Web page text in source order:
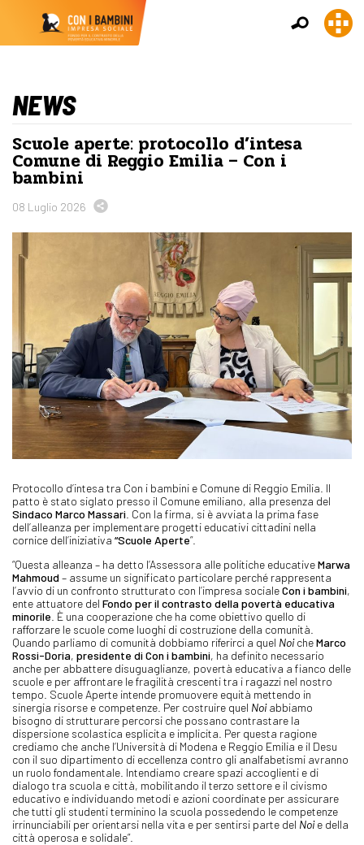
NEWS
Scuole aperte: protocollo d’intesa
Comune di Reggio Emilia – Con i
bambini
08 Luglio 2026
Protocollo d’intesa tra Con i bambini e Comune di Reggio Emilia. Il
patto è stato siglato presso il Comune emiliano, alla presenza del
Sindaco Marco Massari . Con la firma, si è avviata la prima fase
dell’alleanza per implementare progetti educativi cittadini nella
cornice dell’iniziativa “Scuole Aperte”.
“Questa alleanza – ha detto l’Assessora alle politiche educativeMarwa
Mahmoud – assume un significato particolare perché rappresenta
l’avvio di un confronto strutturato con l’impresa socialeCon i bambini,
ente attuatore del Fondo per il contrasto della povertà educativa
minorile . È una cooperazione che ha come obiettivo quello di
rafforzare le scuole come luoghi di costruzione della comunità.
Quando parliamo di comunità dobbiamo riferirci a quel NoicheMarco
Rossi-Doria, presidente di Con i bambini, ha definito necessario
anche per abbattere disuguaglianze, povertà educativa a fianco delle
scuole e per affrontare le fragilità crescenti tra i ragazzi nel nostro
tempo. Scuole Aperte intende promuovere equità mettendo in
sinergia risorse e competenze. Per costruire quel Noiabbiamo
bisogno di strutturare percorsi che possano contrastare la
dispersione scolastica esplicita e implicita. Per questa ragione
crediamo che anche l’Università di Modena e Reggio Emilia e il Desu
con il suo dipartimento di eccellenza contro gli analfabetismi avranno
un ruolo fondamentale. Intendiamo creare spazi accoglienti e di
dialogo tra scuola e città, mobilitando il terzo settore e il civismo
educativo e individuando metodi e azioni coordinate per assicurare
che tutti gli studenti terminino la scuola possedendo le competenze
irrinunciabili per orientarsi nella vita e per sentirsi parte del Noie della
città operosa e solidale”.